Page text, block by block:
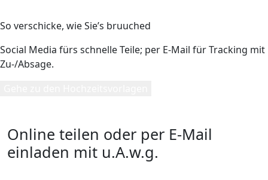
So verschicke, wie Sie’s bruuched
Social Media fürs schnelle Teile; per E-Mail für Tracking mit
Zu-/Absage.
Online teilen oder per E-Mail
einladen mit u.A.w.g.